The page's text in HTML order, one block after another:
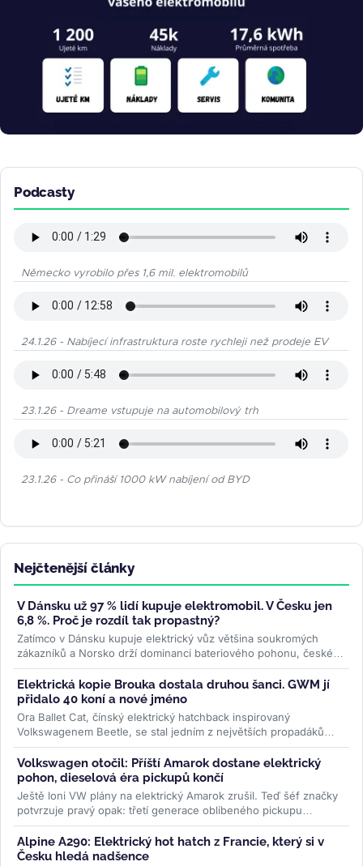
Podcasty
Německo vyrobilo přes 1,6 mil. elektromobilů
24.1.26 - Nabíjecí infrastruktura roste rychleji než prodeje EV
23.1.26 - Dreame vstupuje na automobilový trh
23.1.26 - Co přináší 1000 kW nabíjení od BYD
Nejčtenější články
V Dánsku už 97 % lidí kupuje elektromobil. V Česku jen
6,8 %. Proč je rozdíl tak propastný?
Zatímco v Dánsku kupuje elektrický vůz většina soukromých
zákazníků a Norsko drží dominanci bateriového pohonu, české
registrace podle...>>
Elektrická kopie Brouka dostala druhou šanci. GWM jí
přidalo 40 koní a nové jméno
Ora Ballet Cat, čínský elektrický hatchback inspirovaný
Volkswagenem Beetle, se stal jedním z největších propadáků
značky GWM. Za čtyři...>>
Volkswagen otočil: Příští Amarok dostane elektrický
pohon, dieselová éra pickupů končí
Ještě loni VW plány na elektrický Amarok zrušil. Teď šéf značky
potvrzuje pravý opak: třetí generace oblíbeného pickupu
dostane PHEV i...>>
Alpine A290: Elektrický hot hatch z Francie, který si v
Česku hledá nadšence